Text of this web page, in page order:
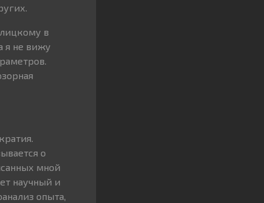
в
я не вижу
о
мной
научный и
опыта,